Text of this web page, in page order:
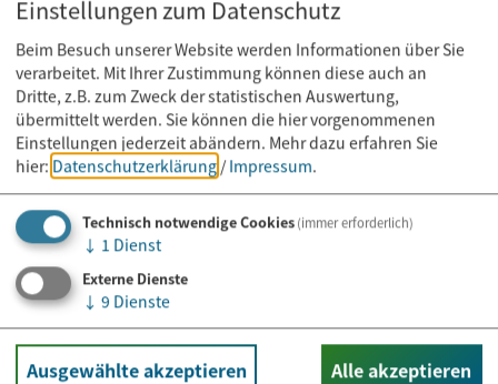
Kurs
11.08.2026
Mobility Training
Einstellungen zum Datenschutz
Beim Besuch unserer Website werden Informationen über Sie
verarbeitet. Mit Ihrer Zustimmung können diese auch an
Dritte, z.B. zum Zweck der statistischen Auswertung,
übermittelt werden. Sie können die hier vorgenommenen
Einstellungen jederzeit abändern. Mehr dazu erfahren Sie
hier: Datenschutzerklärung / Impressum.
Technisch notwendige Cookies(immer erforderlich)
↓ 1 Dienst
Externe Dienste
↓ 9 Dienste
Ausgewählte akzeptieren Alle akzeptieren